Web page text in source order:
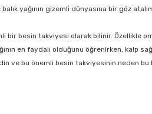
yağının gizemli dünyasına bir göz
bir besin takviyesi olarak bilinir. Özellikle
en faydalı olduğunu öğrenirken, kalp
ve bu önemli besin takviyesinin neden